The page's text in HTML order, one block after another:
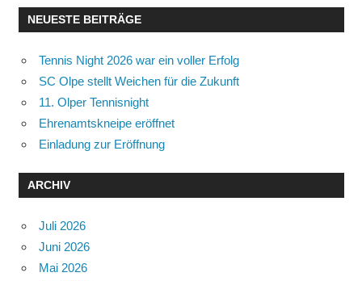
NEUESTE BEITRÄGE
Tennis Night 2026 war ein voller Erfolg
SC Olpe stellt Weichen für die Zukunft
11. Olper Tennisnight
Ehrenamtskneipe eröffnet
Einladung zur Eröffnung
ARCHIV
Juli 2026
Juni 2026
Mai 2026